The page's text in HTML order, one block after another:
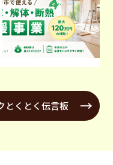
とくとく伝言板